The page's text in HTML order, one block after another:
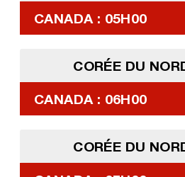
CANADA : 05H00
CORÉE DU
CANADA : 06H00
CORÉE DU